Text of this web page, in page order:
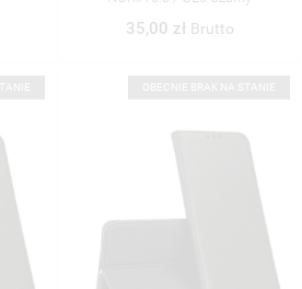
35,00 zł Brutto